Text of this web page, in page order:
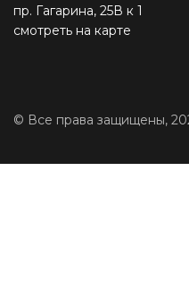
пр. Гагарина, 25В к 1
смотреть на карте
© Все права защищены,